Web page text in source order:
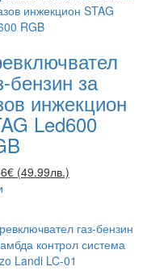
бензин за
инжекцион
Led600
(49.99лв.)